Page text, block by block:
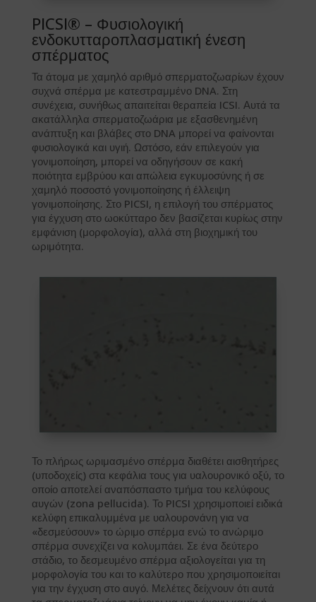
PICSI® – Φυσιολογική
ενδοκυτταροπλασματική ένεση
σπέρματος​
Τα άτομα με χαμηλό αριθμό σπερματοζωαρίων έχουν
συχνά σπέρμα με κατεστραμμένο DNA. Στη
συνέχεια, συνήθως απαιτείται θεραπεία ICSI. Αυτά τα
ακατάλληλα σπερματοζωάρια με εξασθενημένη
ανάπτυξη και βλάβες στο DNA μπορεί να φαίνονται
φυσιολογικά και υγιή. Ωστόσο, εάν επιλεγούν για
γονιμοποίηση, μπορεί να οδηγήσουν σε κακή
ποιότητα εμβρύου και απώλεια εγκυμοσύνης ή σε
χαμηλό ποσοστό γονιμοποίησης ή έλλειψη
γονιμοποίησης. Στο PICSI, η επιλογή του σπέρματος
για έγχυση στο ωοκύτταρο δεν βασίζεται κυρίως στην
εμφάνιση (μορφολογία), αλλά στη βιοχημική του
ωριμότητα.
Το πλήρως ωριμασμένο σπέρμα διαθέτει αισθητήρες
(υποδοχείς) στα κεφάλια τους για υαλουρονικό οξύ, το
οποίο αποτελεί αναπόσπαστο τμήμα του κελύφους
αυγών (zona pellucida). Το PICSI χρησιμοποιεί ειδικά
κελύφη επικαλυμμένα με υαλουρονάνη για να
«δεσμεύσουν» το ώριμο σπέρμα ενώ το ανώριμο
σπέρμα συνεχίζει να κολυμπάει. Σε ένα δεύτερο
στάδιο, το δεσμευμένο σπέρμα αξιολογείται για τη
μορφολογία του και το καλύτερο που χρησιμοποιείται
για την έγχυση στο αυγό. Μελέτες δείχνουν ότι αυτά